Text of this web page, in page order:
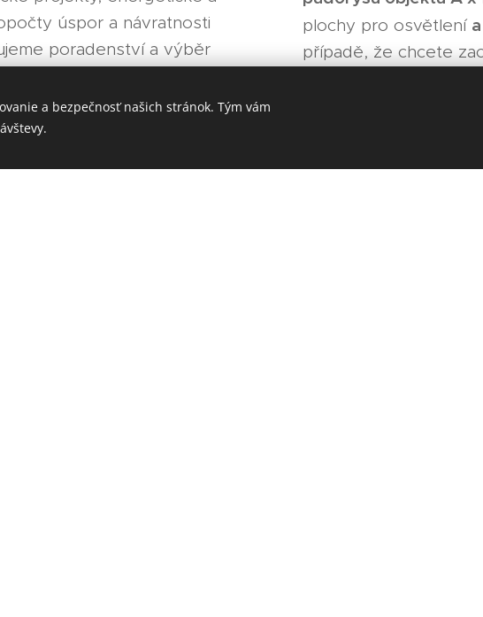
úspor a návratnosti
poradenství a výběr
portfolia svítidel a
partnerských firem
plochy pro osvětlení
případě, že chcete
současně
Pokud máte k
a bezpečnosť našich stránok. Tým vám